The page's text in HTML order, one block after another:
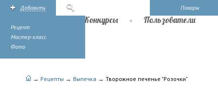
Повары
Добавить
Рецепт
Мастер-класс
Фото
Конкурсы Пользователи
→ Рецепты → Выпечка → Творожное печенье "Розочки"